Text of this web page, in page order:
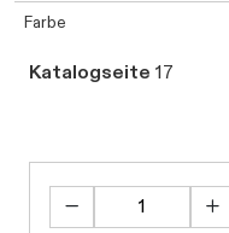
Farbe
Katalogseite 17